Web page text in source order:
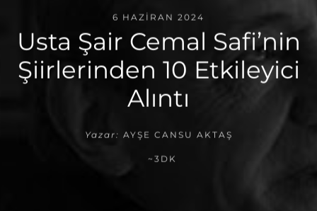
6 HAZIRAN 2024
Usta Şair Cemal Safi’nin
Şiirlerinden 10 Etkileyici
Alıntı
Yazar: AYŞE CANSU AKTAŞ
~3DK